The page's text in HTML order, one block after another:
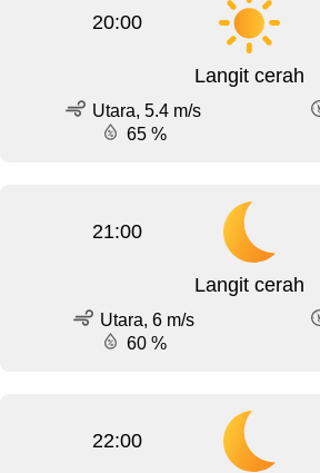
20:00
Langit cerah
Utara, 5.4 m/s
65 %
21:00
Langit cerah
Utara, 6 m/s
60 %
22:00